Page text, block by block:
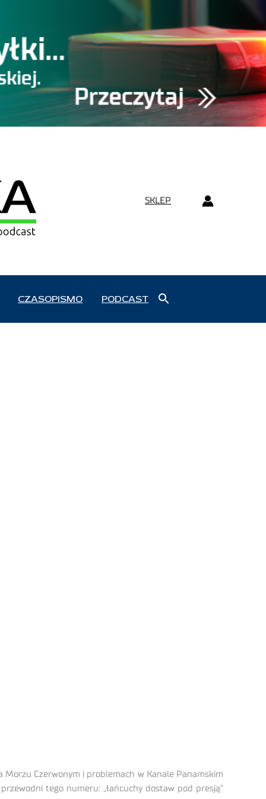
SKLEP
CZASOPISMO PODCAST
Morzu Czerwonym i problemach w Kanale Panamskim
tego numeru: „łańcuchy dostaw pod presją”